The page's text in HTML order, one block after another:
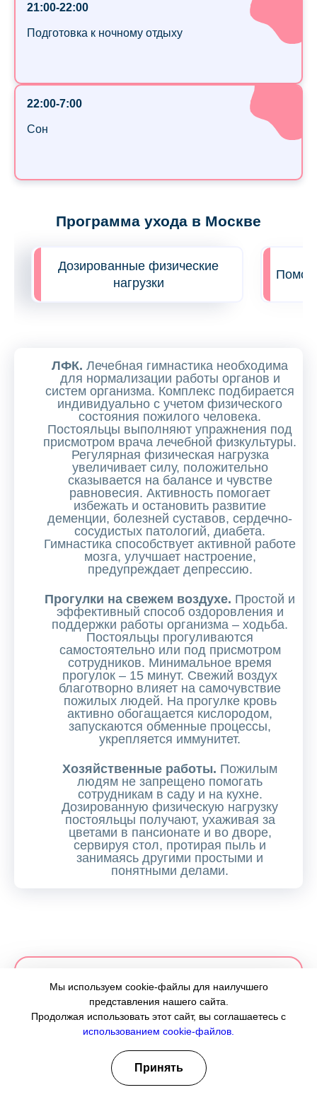
21:00-22:00
Подготовка к ночному отдыху
22:00-7:00
Сон
Программа ухода в Москве
Дозированные физические
нагрузки
ЛФК. Лечебная гимнастика необходима
для нормализации работы органов и
систем организма. Комплекс подбирается
индивидуально с учетом физического
состояния пожилого человека.
Постояльцы выполняют упражнения под
присмотром врача лечебной физкультуры.
Регулярная физическая нагрузка
увеличивает силу, положительно
сказывается на балансе и чувстве
равновесия. Активность помогает
избежать и остановить развитие
деменции, болезней суставов, сердечно-
сосудистых патологий, диабета.
Гимнастика способствует активной работе
мозга, улучшает настроение,
предупреждает депрессию.
Прогулки на свежем воздухе. Простой и
эффективный способ оздоровления и
поддержки работы организма – ходьба.
Постояльцы прогуливаются
самостоятельно или под присмотром
сотрудников. Минимальное время
прогулок – 15 минут. Свежий воздух
благотворно влияет на самочувствие
пожилых людей. На прогулке кровь
активно обогащается кислородом,
запускаются обменные процессы,
укрепляется иммунитет.
Хозяйственные работы. Пожилым
людям не запрещено помогать
сотрудникам в саду и на кухне.
Дозированную физическую нагрузку
постояльцы получают, ухаживая за
цветами в пансионате и во дворе,
сервируя стол, протирая пыль и
занимаясь другими простыми и
понятными делами.
Запишитесь на бесплатную
экскурсию!
Выбор пансионата для вашего близкого человека -
ответственная задача. Посмотрите своими глазами на
условия в наших домах, познакомьтесь с персоналом.
Мы используем cookie-файлы для наилучшего
представления нашего сайта.
Продолжая использовать этот сайт, вы соглашаетесь с
использованием cookie-файлов.
Принять